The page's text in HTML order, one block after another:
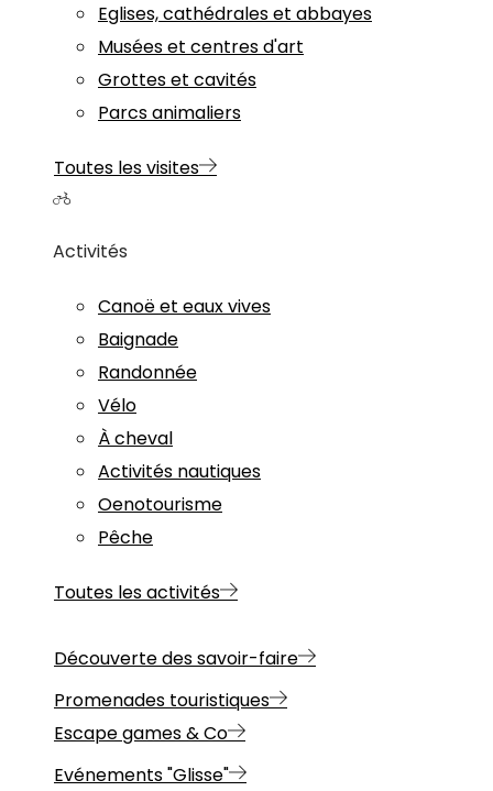
Eglises, cathédrales et abbayes
Musées et centres d'art
Grottes et cavités
Parcs animaliers
Toutes les visites
Activités
Canoë et eaux vives
Baignade
Randonnée
Vélo
À cheval
Activités nautiques
Oenotourisme
Pêche
Toutes les activités
Découverte des savoir-faire
Promenades touristiques
Escape games & Co
Evénements "Glisse"